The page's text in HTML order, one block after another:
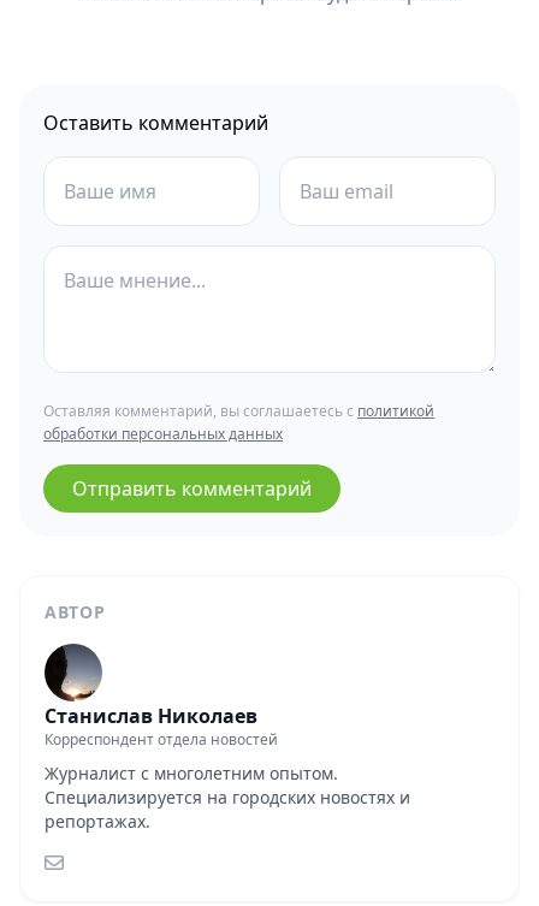
АВТОР
Станислав Николаев
Корреспондент отдела новостей
Журналист с многолетним опытом.
Специализируется на городских новостях и
репортажах.
Оставить комментарий
Оставляя комментарий, вы соглашаетесь с политикой
обработки персональных данных
Отправить комментарий